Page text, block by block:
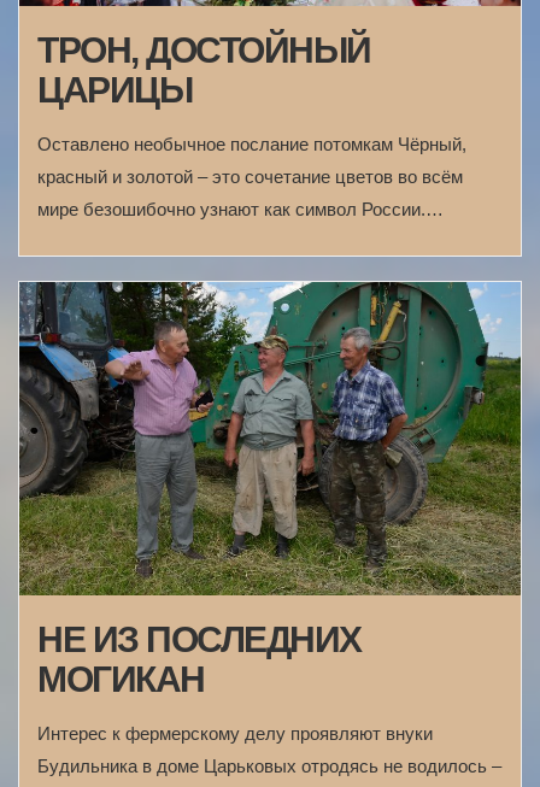
ТРОН, ДОСТОЙНЫЙ
ЦАРИЦЫ
Оставлено необычное послание потомкам Чёрный,
красный и золотой – это сочетание цветов во всём
мире безошибочно узнают как символ России.…
НЕ ИЗ ПОСЛЕДНИХ
МОГИКАН
Интерес к фермерскому делу проявляют внуки
Будильника в доме Царьковых отродясь не водилось –